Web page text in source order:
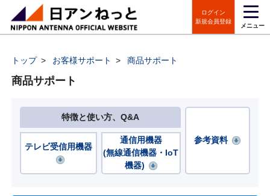
ログイン
新規会員登録
メニュー
トップ > お客様サポート > 商品サポート
商品サポート
特徴と使い方、Q&A
参考資料
テレビ受信用機器
通信用機器
(無線通信機器・IoT
機器)